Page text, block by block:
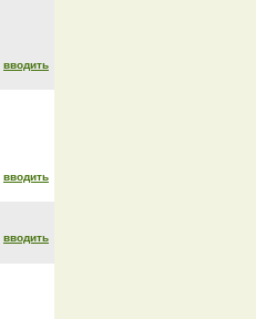
вводить
вводить
вводить